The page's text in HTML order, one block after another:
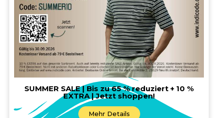
SUMMER SALE | Bis zu 65 % reduziert + 10 %
EXTRA | Jetzt shoppen!
Mehr Details